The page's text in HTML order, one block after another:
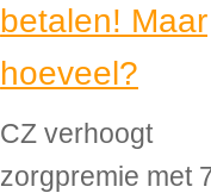
betalen! Maar
hoeveel?
CZ verhoogt
zorgpremie met